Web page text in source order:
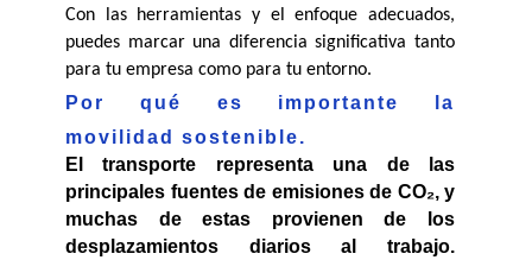
Con las herramientas y el enfoque adecuados,
puedes marcar una diferencia significativa tanto
para tu empresa como para tu entorno.
Por qué es importante la
movilidad sostenible.
El transporte representa una de las
principales fuentes de emisiones de CO₂, y
muchas de estas provienen de los
desplazamientos diarios al trabajo.